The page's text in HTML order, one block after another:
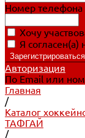
Номер телефона
Хочу
Я согласен(а)
Авторизация
По Email или
Главная
/
Каталог
ТАФГАЙ
/